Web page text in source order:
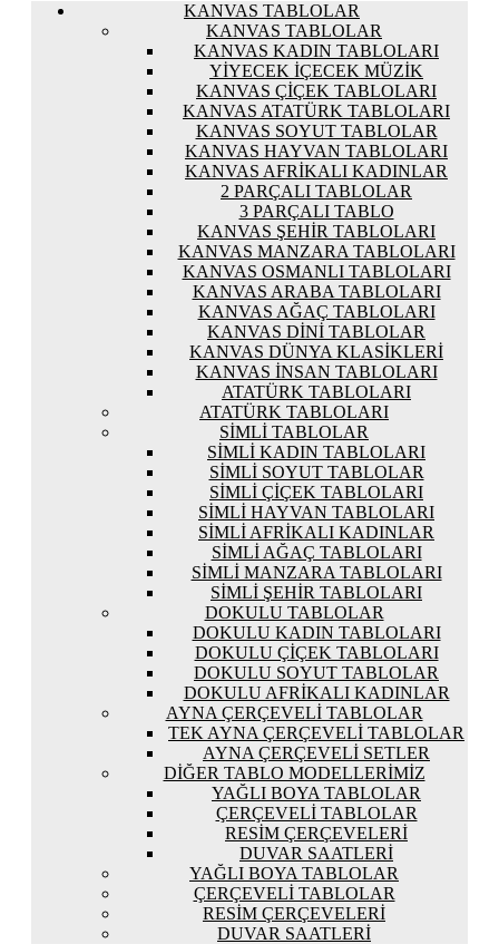
KANVAS TABLOLAR
KANVAS TABLOLAR
KANVAS KADIN TABLOLARI
YIYECEK İÇECEK MÜZIK
KANVAS ÇIÇEK TABLOLARI
KANVAS ATATÜRK TABLOLARI
KANVAS SOYUT TABLOLAR
KANVAS HAYVAN TABLOLARI
KANVAS AFRIKALI KADINLAR
2 PARÇALI TABLOLAR
3 PARÇALI TABLO
KANVAS ŞEHIR TABLOLARI
KANVAS MANZARA TABLOLARI
KANVAS OSMANLI TABLOLARI
KANVAS ARABA TABLOLARI
KANVAS AĞAÇ TABLOLARI
KANVAS DINI TABLOLAR
KANVAS DÜNYA KLASIKLERI
KANVAS İNSAN TABLOLARI
ATATÜRK TABLOLARI
ATATÜRK TABLOLARI
SIMLI TABLOLAR
SIMLI KADIN TABLOLARI
SIMLI SOYUT TABLOLAR
SIMLI ÇIÇEK TABLOLARI
SIMLI HAYVAN TABLOLARI
SIMLI AFRIKALI KADINLAR
SIMLI AĞAÇ TABLOLARI
SIMLI MANZARA TABLOLARI
SIMLI ŞEHIR TABLOLARI
DOKULU TABLOLAR
DOKULU KADIN TABLOLARI
DOKULU ÇIÇEK TABLOLARI
DOKULU SOYUT TABLOLAR
DOKULU AFRIKALI KADINLAR
AYNA ÇERÇEVELI TABLOLAR
TEK AYNA ÇERÇEVELI TABLOLAR
AYNA ÇERÇEVELI SETLER
DIĞER TABLO MODELLERIMIZ
YAĞLI BOYA TABLOLAR
ÇERÇEVELI TABLOLAR
RESIM ÇERÇEVELERI
DUVAR SAATLERI
YAĞLI BOYA TABLOLAR
ÇERÇEVELI TABLOLAR
RESIM ÇERÇEVELERI
DUVAR SAATLERI